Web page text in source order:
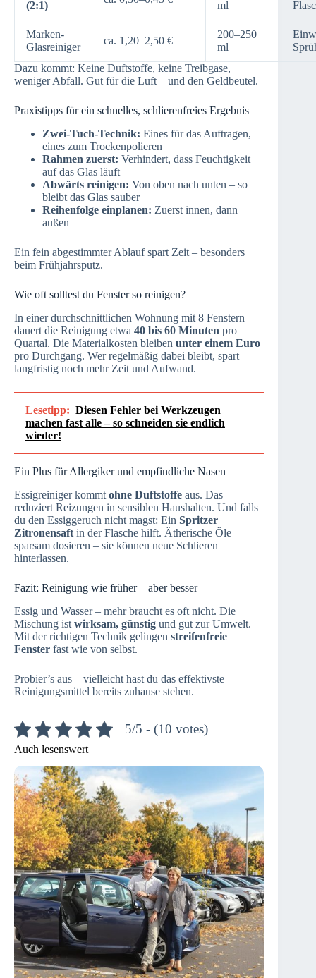
(2:1) ml
Marken-
Glasreiniger
ca. 1,20–2,50 €
200–250
ml
Dazu kommt: Keine Duftstoffe, keine Treibgase,
weniger Abfall. Gut für die Luft – und den Geldbeutel.
Praxistipps für ein schnelles, schlierenfreies Ergebnis
Zwei-Tuch-Technik: Eines für das Auftragen,
eines zum Trockenpolieren
Rahmen zuerst: Verhindert, dass Feuchtigkeit
auf das Glas läuft
Abwärts reinigen: Von oben nach unten – so
bleibt das Glas sauber
Reihenfolge einplanen: Zuerst innen, dann
außen
Ein fein abgestimmter Ablauf spart Zeit – besonders
beim Frühjahrsputz.
Wie oft solltest du Fenster so reinigen?
In einer durchschnittlichen Wohnung mit 8 Fenstern
dauert die Reinigung etwa 40 bis 60 Minuten pro
Quartal. Die Materialkosten bleiben unter einem Euro
pro Durchgang. Wer regelmäßig dabei bleibt, spart
langfristig noch mehr Zeit und Aufwand.
Lesetipp: Diesen Fehler bei Werkzeugen
machen fast alle – so schneiden sie endlich
wieder!
Ein Plus für Allergiker und empfindliche Nasen
Essigreiniger kommt ohne Duftstoffe aus. Das
reduziert Reizungen in sensiblen Haushalten. Und falls
du den Essiggeruch nicht magst: Ein Spritzer
Zitronensaft in der Flasche hilft. Ätherische Öle
sparsam dosieren – sie können neue Schlieren
hinterlassen.
Fazit: Reinigung wie früher – aber besser
Essig und Wasser – mehr braucht es oft nicht. Die
Mischung ist wirksam, günstig und gut zur Umwelt.
Mit der richtigen Technik gelingen streifenfreie
Fenster fast wie von selbst.
Probier’s aus – vielleicht hast du das effektivste
Reinigungsmittel bereits zuhause stehen.
5/5 - (10 votes)
Auch lesenswert